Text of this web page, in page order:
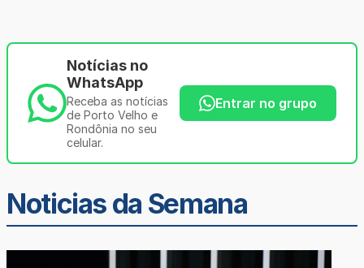
Notícias no
WhatsApp
Receba as notícias
de Porto Velho e
Rondônia no seu
celular.
Entrar no grupo
Noticias da Semana